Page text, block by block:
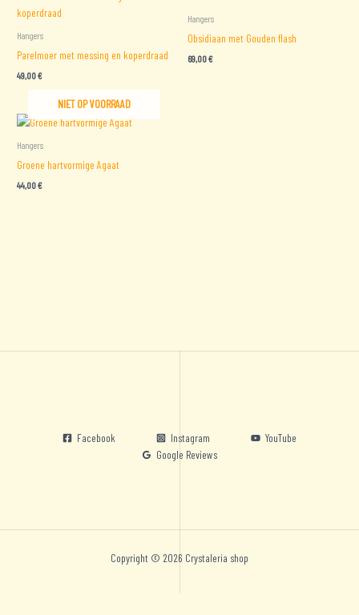
Hangers
Parelmoer met messing en koperdraad
49,00€
Hangers
Obsidiaan met Gouden flash
69,00€
NIET OP VOORRAAD
Hangers
Groene hartvormige Agaat
44,00€
Facebook Instagram
YouTube
Google Reviews
Copyright © 2026 Crystaleria shop